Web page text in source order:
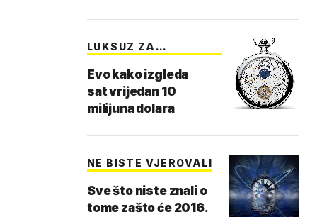
LUKSUZ ZA
Evo kako izgleda
sat vrijedan 10
milijuna dolara
NE BISTE VJEROVALI
Sve što niste znali o
tome zašto će 2016.